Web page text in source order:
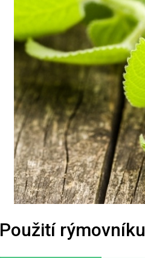
Použití rýmovníku